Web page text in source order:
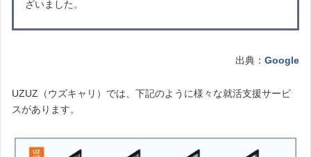
ざいました。
出典： Google
UZUZ（ウズキャリ）では、下記のように様々な就活支援サービ
スがあります。